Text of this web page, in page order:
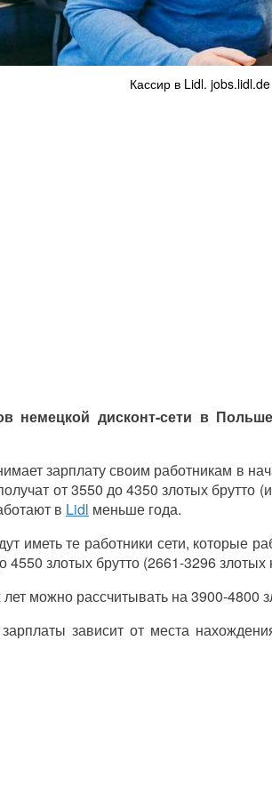
Кассир в Lidl. jobs.lidl.de
немецкой дисконт-сети в
зарплату своим работникам в
от 3550 до 4350 злотых брутто
в Lidl меньше года.
иметь те работники сети, которые
4550 злотых брутто (2661-3296 злотых
можно рассчитывать на 3900-4800
зависит от места